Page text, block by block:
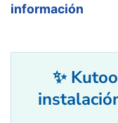
información
✨